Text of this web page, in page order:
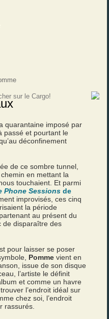
quarantaine imposé par
passé et pourtant le
déconfinement
de ce sombre tunnel,
en mettant la
touchaient. Et parmi
Phone Sessions de
improvisés, ces cinq
la période
au présent du
de disparaître des
pour laisser se poser
Pomme vient en
issue de son disque
l’artiste le définit
et comme un havre
l’endroit idéal sur
chez soi, l’endroit
rassurés.